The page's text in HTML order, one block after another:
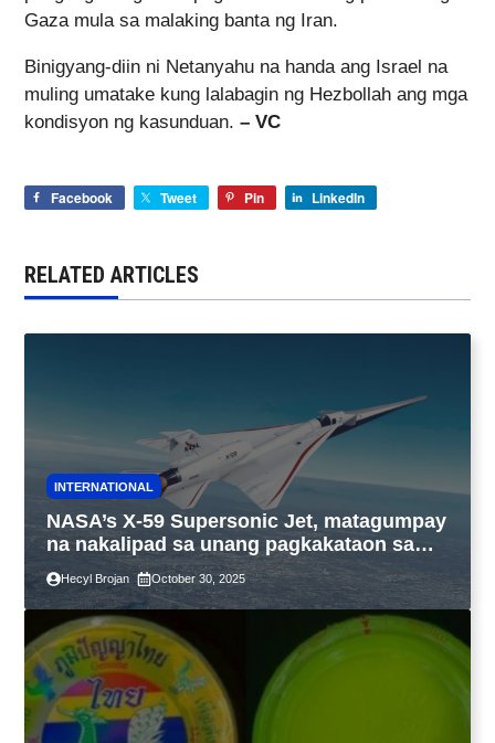
Gaza mula sa malaking banta ng Iran.
Binigyang-diin ni Netanyahu na handa ang Israel na
muling umatake kung lalabagin ng Hezbollah ang mga
kondisyon ng kasunduan. – VC
Facebook Tweet Pin LinkedIn
RELATED ARTICLES
INTERNATIONAL
NASA’s X-59 Supersonic Jet, matagumpay
na nakalipad sa unang pagkakataon sa
California
Hecyl Brojan October 30, 2025